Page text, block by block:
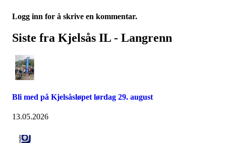
Logg inn for å skrive en kommentar.
Siste fra Kjelsås IL - Langrenn
Bli med på Kjelsåsløpet lørdag 29. august
13.05.2026